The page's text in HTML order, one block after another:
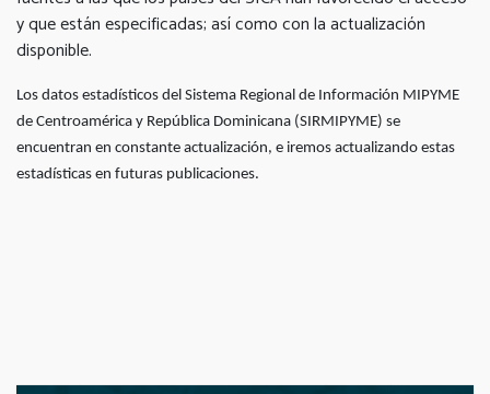
y que están especificadas; así como con la actualización
disponible.
Los datos estadísticos del Sistema Regional de Información MIPYME
de Centroamérica y República Dominicana (SIRMIPYME) se
encuentran en constante actualización, e iremos actualizando estas
estadísticas en futuras publicaciones.